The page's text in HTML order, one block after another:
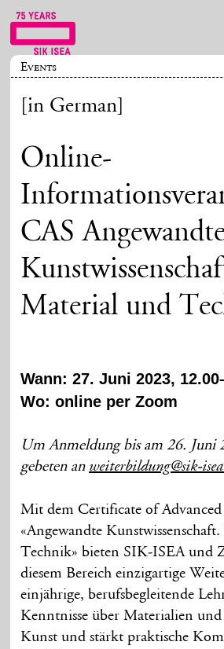
Events
[in German]
Online-
CAS
Material und
Wann: 27. Juni 2023,
Wo: online per Zoom
Um Anmeldung bis am 26. Juni
gebeten an weiterbildung@sik-
Mit dem Certificate of Advanced
«Angewandte
Technik» bieten SIK-ISEA und
diesem Bereich einzigartige
einjährige, berufsbegleitende
Kenntnisse über Materialien
Kunst und stärkt praktische